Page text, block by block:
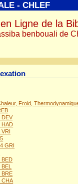
Froid,
DEV
HAD
VRI
GRI
BED
BRE
CHA
- CHLEF
Ligne de la
benbouali de